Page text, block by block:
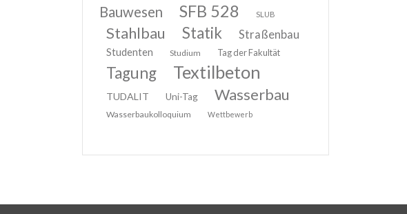
Bauwesen
SFB 528 SLUB
Stahlbau Statik Straßenbau
Studenten Studium Tag der Fakultät
Tagung Textilbeton
TUDALIT Uni-Tag Wasserbau
Wasserbaukolloquium Wettbewerb